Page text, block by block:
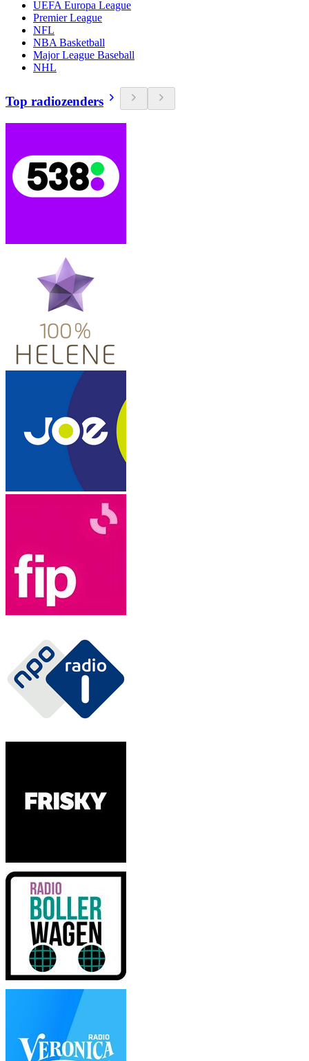
UEFA Europa League
Premier League
NFL
NBA Basketball
Major League Baseball
NHL
Top radiozenders